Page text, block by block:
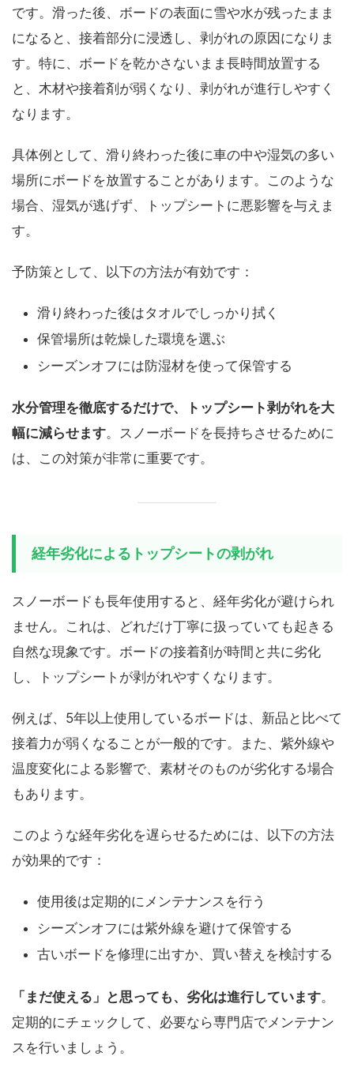
です。滑った後、ボードの表面に雪や水が残ったまま
になると、接着部分に浸透し、剥がれの原因になりま
す。特に、ボードを乾かさないまま長時間放置する
と、木材や接着剤が弱くなり、剥がれが進行しやすく
なります。
具体例として、滑り終わった後に車の中や湿気の多い
場所にボードを放置することがあります。このような
場合、湿気が逃げず、トップシートに悪影響を与えま
す。
予防策として、以下の方法が有効です：
滑り終わった後はタオルでしっかり拭く
保管場所は乾燥した環境を選ぶ
シーズンオフには防湿材を使って保管する
水分管理を徹底するだけで、トップシート剥がれを大
幅に減らせます。スノーボードを長持ちさせるために
は、この対策が非常に重要です。
経年劣化によるトップシートの剥がれ
スノーボードも長年使用すると、経年劣化が避けられ
ません。これは、どれだけ丁寧に扱っていても起きる
自然な現象です。ボードの接着剤が時間と共に劣化
し、トップシートが剥がれやすくなります。
例えば、5年以上使用しているボードは、新品と比べて
接着力が弱くなることが一般的です。また、紫外線や
温度変化による影響で、素材そのものが劣化する場合
もあります。
このような経年劣化を遅らせるためには、以下の方法
が効果的です：
使用後は定期的にメンテナンスを行う
シーズンオフには紫外線を避けて保管する
古いボードを修理に出すか、買い替えを検討する
「まだ使える」と思っても、劣化は進行しています。
定期的にチェックして、必要なら専門店でメンテナン
スを行いましょう。